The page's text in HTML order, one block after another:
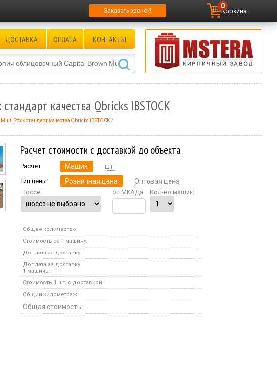
Заказать звонок! Корзина
0
ДОСТАВКА ОПЛАТА КОНТАКТЫ
качества Qbricks IBSTOCK
Stock стандарт качества Qbricks IBSTOCK
Расчет стоимости с доставкой до объекта
Расчет: Машин шт.
Тип цены: Розничная цена Оптовая цена
Шоссе: от МКАДа: Кол-во машин:
Общее количество:
Стоимость за 1 машину:
Доплата за доставку:
Доплата за доставку
1 машины:
Стоимость 1 шт. с доставкой:
Общий километраж:
Общая стоимость: